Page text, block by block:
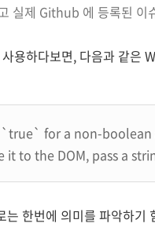
실제 Github 에 등록된 이
하다보면, 다음과 같은
`true` for a non-
to the DOM, pass a
한번에 의미를 파악하기